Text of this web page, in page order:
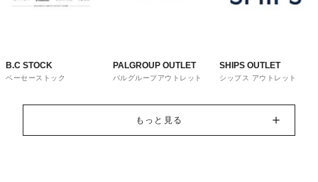
B.C STOCK
ベーセーストック
PALGROUP OUTLET
パルグループアウトレット
SHIPS OUTLET
シップス アウトレット
もっと見る